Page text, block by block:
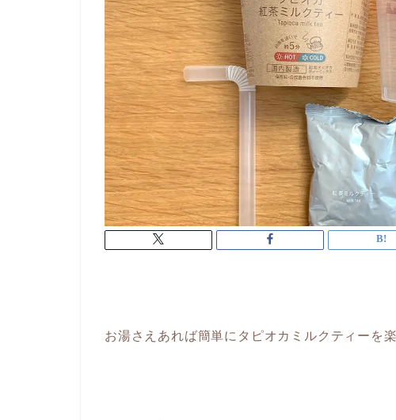
お湯さえあれば簡単にタピオカミルクティーを